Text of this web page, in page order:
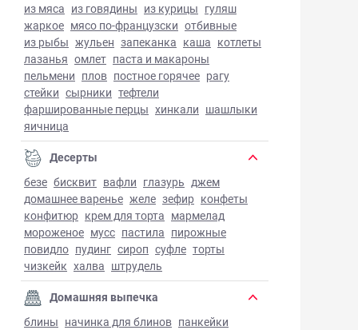
из мяса из говядины из курицы гуляш
жаркое мясо по-французски отбивные
из рыбы жульен запеканка каша котлеты
лазанья омлет паста и макароны
пельмени плов постное горячее рагу
стейки сырники тефтели
фаршированные перцы хинкали шашлыки
яичница
Десерты
безе бисквит вафли глазурь джем
домашнее варенье желе зефир конфеты
конфитюр крем для торта мармелад
мороженое мусс пастила пирожные
повидло пудинг сироп суфле торты
чизкейк халва штрудель
Домашняя выпечка
блины начинка для блинов панкейки